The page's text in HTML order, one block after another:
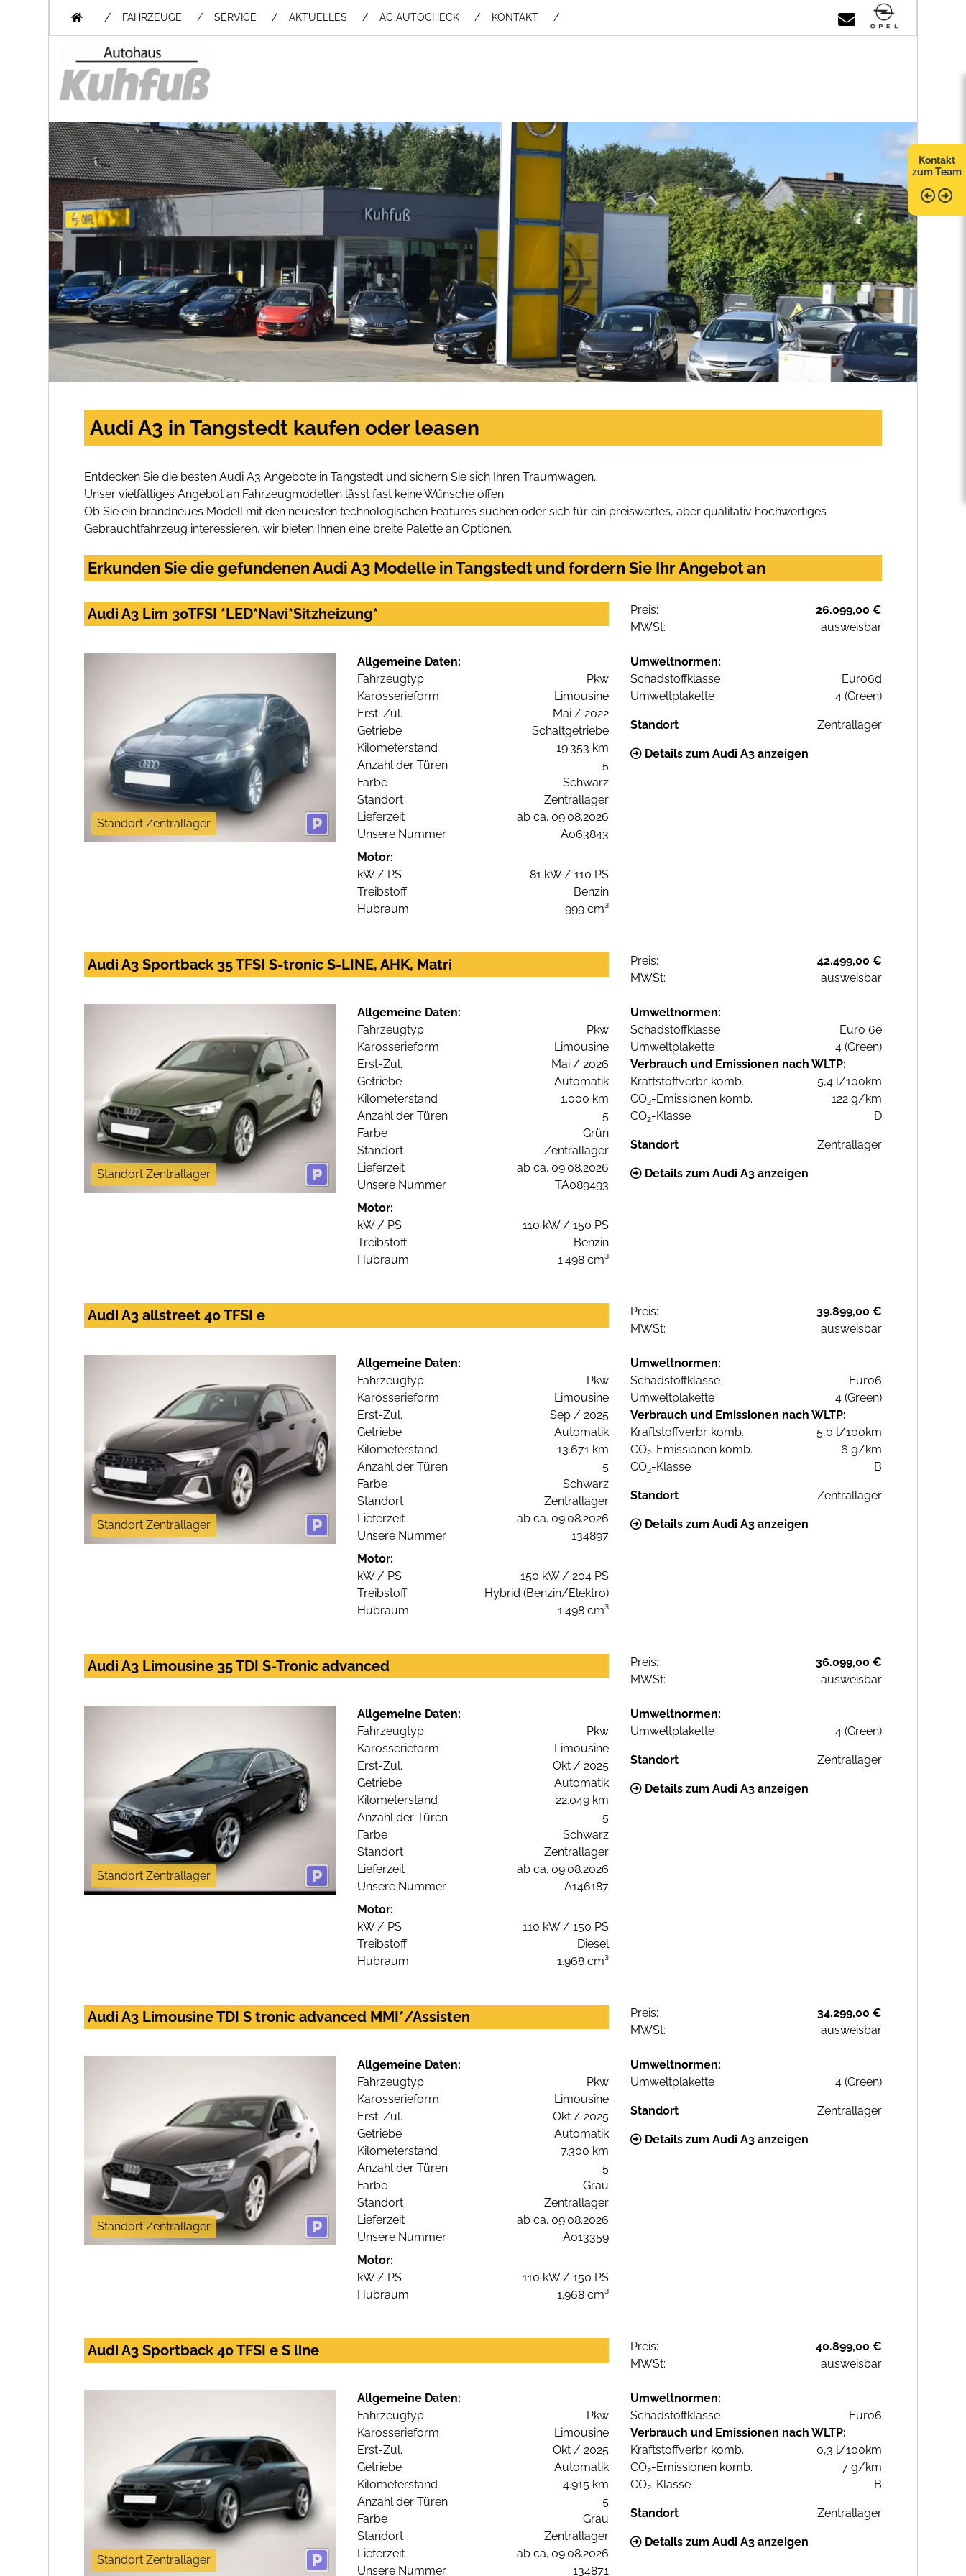
/ FAHRZEUGE SERVICE AKTUELLES AC AUTOCHECK KONTAKT
Kontakt
zum Team
Audi A3 in Tangstedt kaufen oder leasen
Entdecken Sie die besten Audi A3 Angebote in Tangstedt und sichern Sie sich Ihren Traumwagen.
Unser vielfältiges Angebot an Fahrzeugmodellen lässt fast keine Wünsche offen.
Ob Sie ein brandneues Modell mit den neuesten technologischen Features suchen oder sich für ein preiswertes, aber qualitativ hochwertiges
Gebrauchtfahrzeug interessieren, wir bieten Ihnen eine breite Palette an Optionen.
Erkunden Sie die gefundenen Audi A3 Modelle in Tangstedt und fordern Sie Ihr Angebot an
Audi A3 Lim 30TFSI *LED*Navi*Sitzheizung* Preis:
26.099,00 €
MWSt:
ausweisbar
Standort Zentrallager
Allgemeine Daten:
Fahrzeugtyp
Pkw
Karosserieform
Limousine
Erst-Zul.
Mai / 2022
Getriebe
Schaltgetriebe
Kilometerstand
19.353 km
Anzahl der Türen
5
Farbe
Schwarz
Standort
Zentrallager
Lieferzeit
ab ca. 09.08.2026
Unsere Nummer
A063843
Motor:
kW / PS
81 kW / 110 PS
Treibstoff
Benzin
Hubraum
999 cm³
Umweltnormen:
Schadstoffklasse
Euro6d
Umweltplakette
4 (Green)
Standort Zentrallager
Details zum Audi A3 anzeigen
Audi A3 Sportback 35 TFSI S-tronic S-LINE, AHK, Matri Preis:
42.499,00 €
MWSt:
ausweisbar
Standort Zentrallager
Allgemeine Daten:
Fahrzeugtyp
Pkw
Karosserieform
Limousine
Erst-Zul.
Mai / 2026
Getriebe
Automatik
Kilometerstand
1.000 km
Anzahl der Türen
5
Farbe
Grün
Standort
Zentrallager
Lieferzeit
ab ca. 09.08.2026
Unsere Nummer
TA089493
Motor:
kW / PS
110 kW / 150 PS
Treibstoff
Benzin
Hubraum
1.498 cm³
Umweltnormen:
Schadstoffklasse
Euro 6e
Umweltplakette
4 (Green)
Verbrauch und Emissionen nach WLTP:
Kraftstoffverbr. komb.
5,4 l/100km
CO2-Emissionen komb.
122 g/km
CO2-Klasse D
Standort Zentrallager
Details zum Audi A3 anzeigen
Audi A3 allstreet 40 TFSI e Preis:
39.899,00 €
MWSt:
ausweisbar
Standort Zentrallager
Allgemeine Daten:
Fahrzeugtyp
Pkw
Karosserieform
Limousine
Erst-Zul.
Sep / 2025
Getriebe
Automatik
Kilometerstand
13.671 km
Anzahl der Türen
5
Farbe
Schwarz
Standort
Zentrallager
Lieferzeit
ab ca. 09.08.2026
Unsere Nummer
134897
Motor:
kW / PS
150 kW / 204 PS
Treibstoff
Hybrid (Benzin/Elektro)
Hubraum
1.498 cm³
Umweltnormen:
Schadstoffklasse
Euro6
Umweltplakette
4 (Green)
Verbrauch und Emissionen nach WLTP:
Kraftstoffverbr. komb.
5,0 l/100km
CO2-Emissionen komb.
6 g/km
CO2-Klasse B
Standort Zentrallager
Details zum Audi A3 anzeigen
Audi A3 Limousine 35 TDI S-Tronic advanced Preis:
36.099,00 €
MWSt:
ausweisbar
Standort Zentrallager
Allgemeine Daten:
Fahrzeugtyp
Pkw
Karosserieform
Limousine
Erst-Zul.
Okt / 2025
Getriebe
Automatik
Kilometerstand
22.049 km
Anzahl der Türen
5
Farbe
Schwarz
Standort
Zentrallager
Lieferzeit
ab ca. 09.08.2026
Unsere Nummer
A146187
Motor:
kW / PS
110 kW / 150 PS
Treibstoff
Diesel
Hubraum
1.968 cm³
Umweltnormen:
Umweltplakette
4 (Green)
Standort Zentrallager
Details zum Audi A3 anzeigen
Audi A3 Limousine TDI S tronic advanced MMI*/Assisten Preis:
34.299,00 €
MWSt:
ausweisbar
Standort Zentrallager
Allgemeine Daten:
Fahrzeugtyp
Pkw
Karosserieform
Limousine
Erst-Zul.
Okt / 2025
Getriebe
Automatik
Kilometerstand
7.300 km
Anzahl der Türen
5
Farbe
Grau
Standort
Zentrallager
Lieferzeit
ab ca. 09.08.2026
Unsere Nummer
A013359
Motor:
kW / PS
110 kW / 150 PS
Hubraum
1.968 cm³
Umweltnormen:
Umweltplakette
4 (Green)
Standort Zentrallager
Details zum Audi A3 anzeigen
Audi A3 Sportback 40 TFSI e S line Preis:
40.899,00 €
MWSt:
ausweisbar
Standort Zentrallager
Allgemeine Daten:
Fahrzeugtyp
Pkw
Karosserieform
Limousine
Erst-Zul.
Okt / 2025
Getriebe
Automatik
Kilometerstand
4.915 km
Anzahl der Türen
5
Farbe
Grau
Standort
Zentrallager
Lieferzeit
ab ca. 09.08.2026
Unsere Nummer
134871
Umweltnormen:
Schadstoffklasse
Euro6
Verbrauch und Emissionen nach WLTP:
Kraftstoffverbr. komb.
0,3 l/100km
CO2-Emissionen komb.
7 g/km
CO2-Klasse B
Standort Zentrallager
Details zum Audi A3 anzeigen